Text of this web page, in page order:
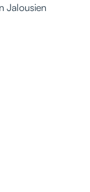
Jalousien